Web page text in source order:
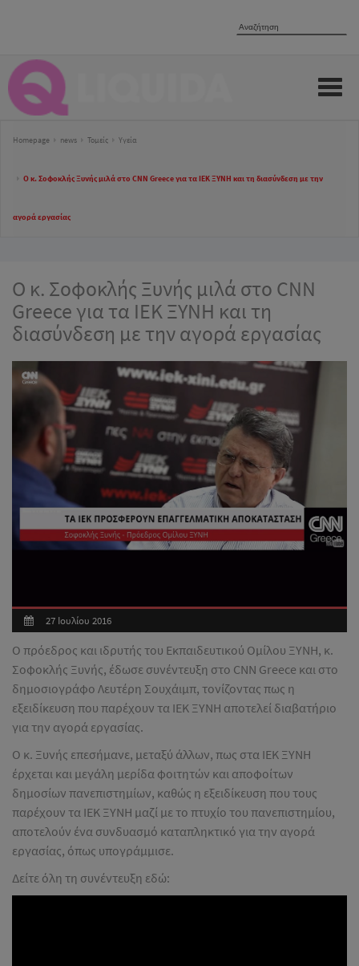
Homepage news Τομείς Υγεία
O κ. Σοφοκλής Ξυνής μιλά στο CNN Greece για τα ΙΕΚ ΞΥΝΗ και τη διασύνδεση με την
αγορά εργασίας
O κ. Σοφοκλής Ξυνής μιλά στο CNN
Greece για τα ΙΕΚ ΞΥΝΗ και τη
διασύνδεση με την αγορά εργασίας
27 Ιουλίου 2016
Ο πρόεδρος και ιδρυτής του Εκπαιδευτικού Ομίλου ΞΥΝΗ, κ.
Σοφοκλής Ξυνής, έδωσε συνέντευξη στο CNN Greece και στο
δημοσιογράφο Λευτέρη Σουχάιμπ, τονίζοντας πως η
εξειδίκευση που παρέχουν τα ΙΕΚ ΞΥΝΗ αποτελεί διαβατήριο
για την αγορά εργασίας.
Ο κ. Ξυνής επεσήμανε, μεταξύ άλλων, πως στα ΙΕΚ ΞΥΝΗ
έρχεται και μεγάλη μερίδα φοιτητών και αποφοίτων
δημοσίων πανεπιστημίων, καθώς η εξειδίκευση που τους
παρέχουν τα ΙΕΚ ΞΥΝΗ μαζί με το πτυχίο του πανεπιστημίου,
αποτελούν ένα συνδυασμό καταπληκτικό για την αγορά
εργασίας, όπως υπογράμμισε.
Δείτε όλη τη συνέντευξη εδώ: